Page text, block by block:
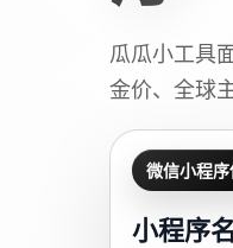
瓜瓜小工具
金价、全球
微信小程
小程序名